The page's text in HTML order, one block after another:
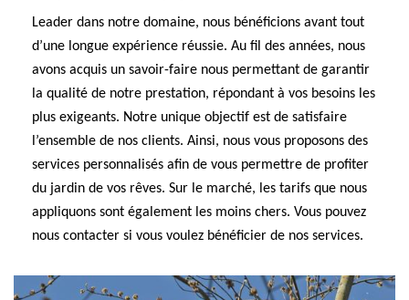
Leader dans notre domaine, nous bénéficions avant tout
d’une longue expérience réussie. Au fil des années, nous
avons acquis un savoir-faire nous permettant de garantir
la qualité de notre prestation, répondant à vos besoins les
plus exigeants. Notre unique objectif est de satisfaire
l’ensemble de nos clients. Ainsi, nous vous proposons des
services personnalisés afin de vous permettre de profiter
du jardin de vos rêves. Sur le marché, les tarifs que nous
appliquons sont également les moins chers. Vous pouvez
nous contacter si vous voulez bénéficier de nos services.